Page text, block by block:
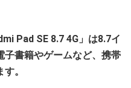
Pad SE 8.7 4G」は8.7イ
子書籍やゲームなど、携帯
。